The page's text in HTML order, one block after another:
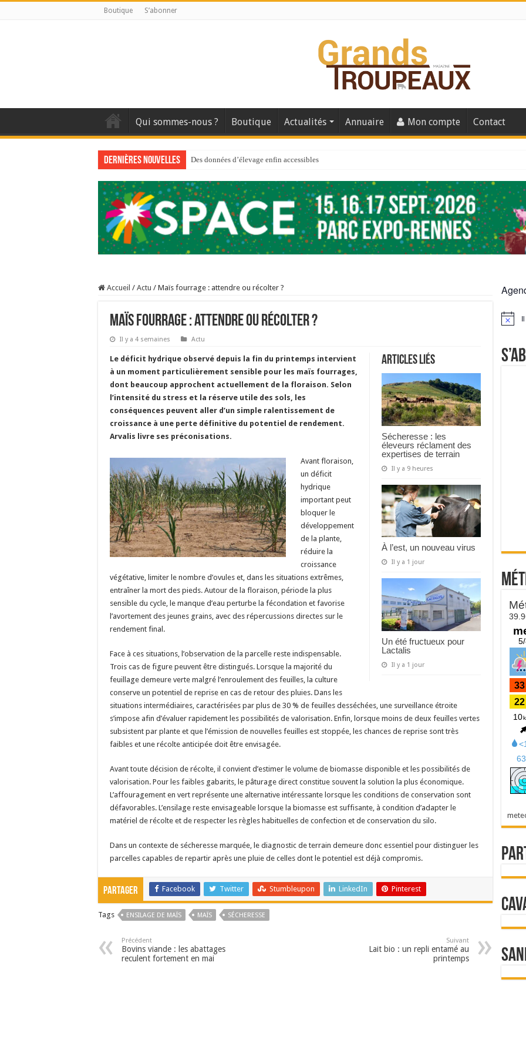
Boutique S’abonner
Qui sommes-nous ? Boutique Actualités Annuaire Mon compte Contact
Dernières nouvelles Des données d’élevage enfin accessibles
Au sommaire du premier numéro de 2025
Au sommaire de GTM 110
Aidez-nous à améliorer la santé de vos veaux !
Au sommaire de GTM 91
À l’est, un nouveau virus
Un été fructueux pour Lactalis
Accueil / Actu / Maïs fourrage : attendre ou récolter ?
Maïs fourrage : attendre ou récolter ?
Il y a 4 semaines Actu
Articles liés
Sécheresse : les
éleveurs réclament des
expertises de terrain
Il y a 9 heures
À l’est, un nouveau virus
Il y a 1 jour
Un été fructueux pour
Lactalis
Il y a 1 jour
Le déficit hydrique observé depuis la fin du printemps intervient
à un moment particulièrement sensible pour les maïs fourrages,
dont beaucoup approchent actuellement de la floraison. Selon
l’intensité du stress et la réserve utile des sols, les
conséquences peuvent aller d’un simple ralentissement de
croissance à une perte définitive du potentiel de rendement.
Arvalis livre ses préconisations.
Avant floraison,
un déficit
hydrique
important peut
bloquer le
développement
de la plante,
réduire la
croissance
végétative, limiter le nombre d’ovules et, dans les situations extrêmes,
entraîner la mort des pieds. Autour de la floraison, période la plus
sensible du cycle, le manque d’eau perturbe la fécondation et favorise
l’avortement des jeunes grains, avec des répercussions directes sur le
rendement final.
Face à ces situations, l’observation de la parcelle reste indispensable.
Trois cas de figure peuvent être distingués. Lorsque la majorité du
feuillage demeure verte malgré l’enroulement des feuilles, la culture
conserve un potentiel de reprise en cas de retour des pluies. Dans les
situations intermédiaires, caractérisées par plus de 30 % de feuilles desséchées, une surveillance étroite
s’impose afin d’évaluer rapidement les possibilités de valorisation. Enfin, lorsque moins de deux feuilles vertes
subsistent par plante et que l’émission de nouvelles feuilles est stoppée, les chances de reprise sont très
faibles et une récolte anticipée doit être envisagée.
Avant toute décision de récolte, il convient d’estimer le volume de biomasse disponible et les possibilités de
valorisation. Pour les faibles gabarits, le pâturage direct constitue souvent la solution la plus économique.
L’affouragement en vert représente une alternative intéressante lorsque les conditions de conservation sont
défavorables. L’ensilage reste envisageable lorsque la biomasse est suffisante, à condition d’adapter le
matériel de récolte et de respecter les règles habituelles de confection et de conservation du silo.
Dans un contexte de sécheresse marquée, le diagnostic de terrain demeure donc essentiel pour distinguer les
parcelles capables de repartir après une pluie de celles dont le potentiel est déjà compromis.
Partager Facebook Twitter Stumbleupon LinkedIn Pinterest
Tags ENSILAGE DE MAÏS MAÏS SÉCHERESSE
Précédent
Bovins viande : les abattages
reculent fortement en mai
Suivant
Lait bio : un repli entamé au
printemps
Notice